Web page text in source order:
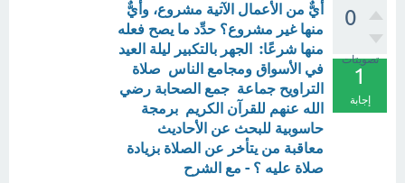
0
تصويتات
1
إجابة
أيٌّ من الأعمال الآتية مشروع، وأيٌّ
منها غير مشروع؟ حدِّد ما يصح فعله
منها شرعًا: الجهر بالتكبير ليلة العيد
في الأسواق ومجامع الناس صلاة
التراويح جماعة جمع الصحابة رضي
الله عنهم للقرآن الكريم برمجة
حاسوبية للبحث عن الأحاديث
معاقبة من يتأخر عن الصلاة بزيادة
صلاة عليه ؟ - مع الشرح